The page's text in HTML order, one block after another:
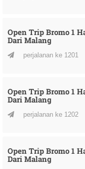
Open Trip Bromo 1
Dari Malang
perjalanan ke 1201
Open Trip Bromo 1
Dari Malang
perjalanan ke 1202
Open Trip Bromo 1
Dari Malang